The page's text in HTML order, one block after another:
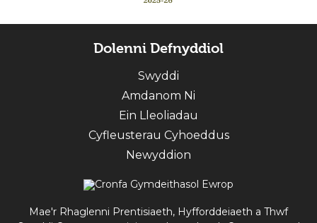
Dolenni Defnyddiol
Swyddi
Amdanom Ni
Ein Lleoliadau
Cyfleusterau Cyhoeddus
Newyddion
Mae'r Rhaglenni Prentisiaeth, Hyfforddeiaeth a Thwf